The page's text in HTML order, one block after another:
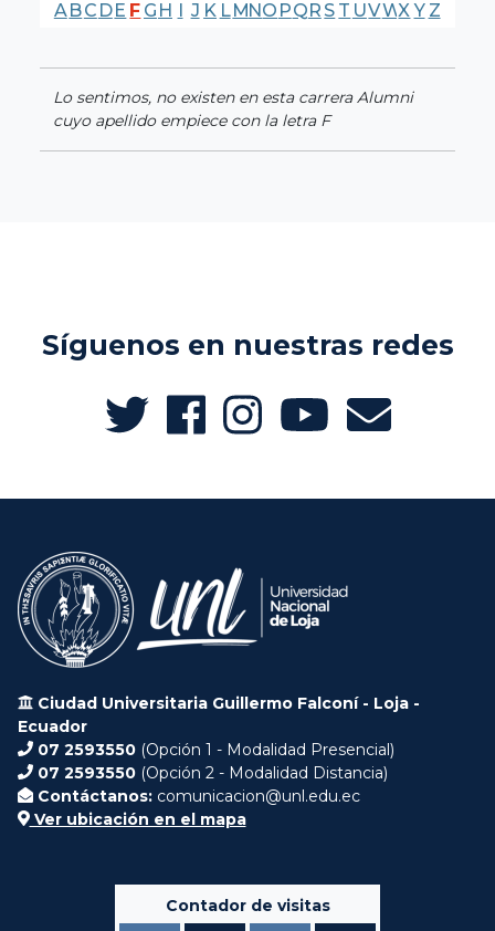
A BC DE F G H I J K LMNO PQR S T UVWX Y Z
Lo sentimos, no existen en esta carrera Alumni
cuyo apellido empiece con la letra F
Síguenos en nuestras redes
Ciudad Universitaria Guillermo Falconí - Loja -
Ecuador
07 2593550 (Opción 1 - Modalidad Presencial)
07 2593550 (Opción 2 - Modalidad Distancia)
Contáctanos: comunicacion@unl.edu.ec
Ver ubicación en el mapa
Contador de visitas